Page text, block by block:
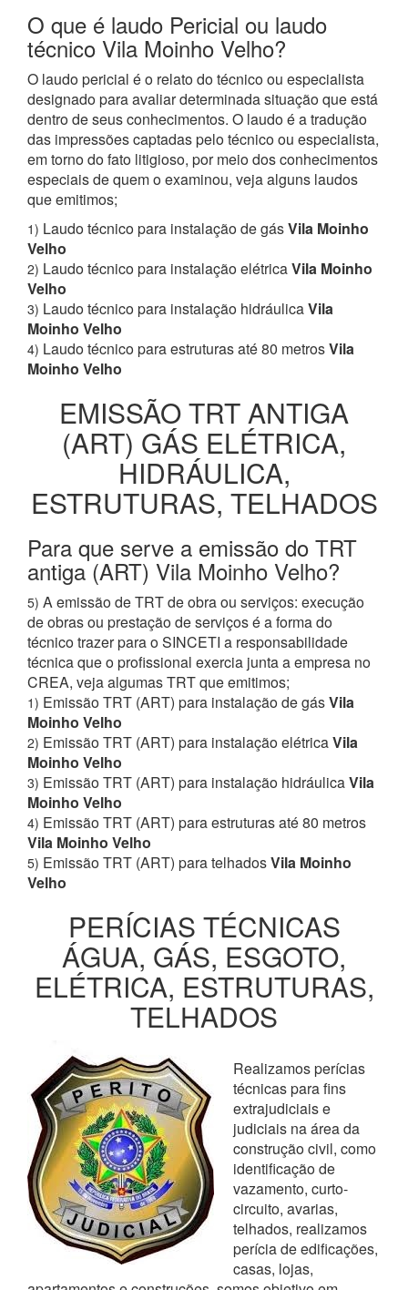
O que é laudo Pericial ou laudo
técnico Vila Moinho Velho?
O laudo pericial é o relato do técnico ou especialista
designado para avaliar determinada situação que está
dentro de seus conhecimentos. O laudo é a tradução
das impressões captadas pelo técnico ou especialista,
em torno do fato litigioso, por meio dos conhecimentos
especiais de quem o examinou, veja alguns laudos
que emitimos;
1) Laudo técnico para instalação de gásVila Moinho
Velho
2) Laudo técnico para instalação elétricaVila Moinho
Velho
3) Laudo técnico para instalação hidráulicaVila
Moinho Velho
4) Laudo técnico para estruturas até 80 metrosVila
Moinho Velho
EMISSÃO TRT ANTIGA
(ART) GÁS ELÉTRICA,
HIDRÁULICA,
ESTRUTURAS, TELHADOS
Para que serve a emissão do TRT
antiga (ART) Vila Moinho Velho?
5) A emissão de TRT de obra ou serviços: execução
de obras ou prestação de serviços é a forma do
técnico trazer para o SINCETI a responsabilidade
técnica que o profissional exercia junta a empresa no
CREA, veja algumas TRT que emitimos;
1) Emissão TRT (ART) para instalação de gásVila
Moinho Velho
2) Emissão TRT (ART) para instalação elétricaVila
Moinho Velho
3) Emissão TRT (ART) para instalação hidráulicaVila
Moinho Velho
4) Emissão TRT (ART) para estruturas até 80 metros
Vila Moinho Velho
5) Emissão TRT (ART) para telhadosVila Moinho
Velho
PERÍCIAS TÉCNICAS
ÁGUA, GÁS, ESGOTO,
ELÉTRICA, ESTRUTURAS,
TELHADOS
Realizamos perícias
técnicas para fins
extrajudiciais e
judiciais na área da
construção civil, como
identificação de
vazamento, curto-
circuito, avarias,
telhados, realizamos
perícia de edificações,
casas, lojas,